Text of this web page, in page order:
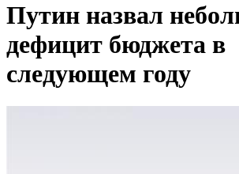
Путин назвал
дефицит бюджета в
следующем году